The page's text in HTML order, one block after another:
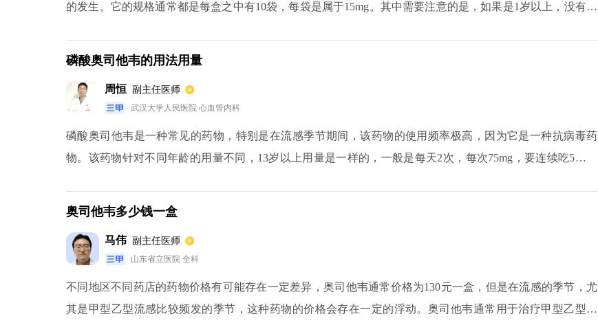
的发生。它的规格通常都是每盒之中有10袋，每袋是属于15mg。其中需要注意的是，如果是1岁以上，没有超
磷酸奥司他韦的用法用量
周恒 副主任医师
武汉大学人民医院 心血管内科
磷酸奥司他韦是一种常见的药物，特别是在流感季节期间，该药物的使用频率极高，因为它是一种抗病毒药
物。该药物针对不同年龄的用量不同，13岁以上用量是一样的，一般是每天2次，每次75mg，要连续吃5天的
奥司他韦多少钱一盒
马伟 副主任医师
山东省立医院 全科
不同地区不同药店的药物价格有可能存在一定差异，奥司他韦通常价格为130元一盒，但是在流感的季节，尤
其是甲型乙型流感比较频发的季节，这种药物的价格会存在一定的浮动。奥司他韦通常用于治疗甲型乙型流